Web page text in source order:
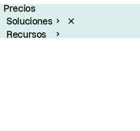
Precios
Soluciones
Recursos